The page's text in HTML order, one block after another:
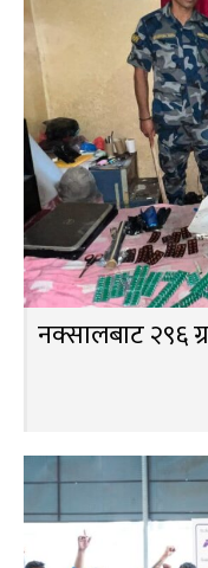
नक्सालबाट २९६